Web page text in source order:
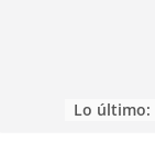
Lo último: